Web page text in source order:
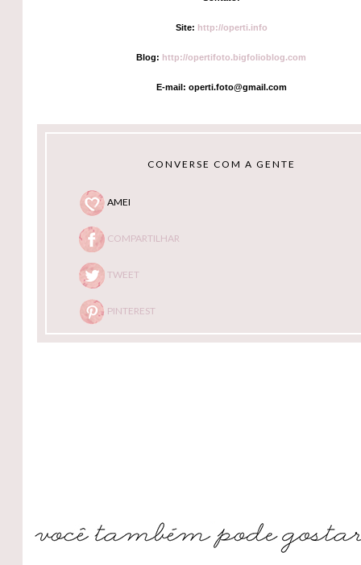
Site: http://operti.info
Blog: http://opertifoto.bigfolioblog.com
E-mail: operti.foto@gmail.com
CONVERSE COM A GENTE
AMEI
COMPARTILHAR
TWEET
PINTEREST